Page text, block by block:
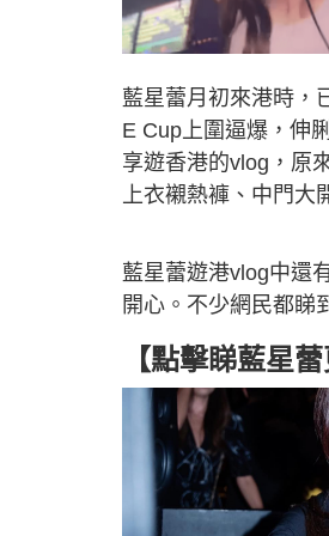
藍星蕾月初來港時，
E Cup上圍逼爆，伸
享遊香港的vlog，原
上衣襯熱褲、中門
藍星蕾遊港vlog中還
開心。不少網民都睇
【點擊睇藍星